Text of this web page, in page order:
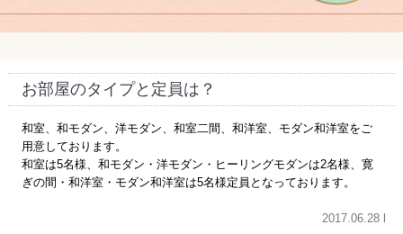
お部屋のタイプと定員は？
和室、和モダン、洋モダン、和室二間、和洋室、モダン和洋室をご
用意しております。
和室は5名様、和モダン・洋モダン・ヒーリングモダンは2名様、寛
ぎの間・和洋室・モダン和洋室は5名様定員となっております。
2017.06.28 l